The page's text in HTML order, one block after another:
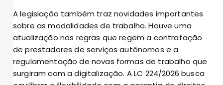
A legislação também traz novidades importantes
sobre as modalidades de trabalho. Houve uma
atualização nas regras que regem a contratação
de prestadores de serviços autônomos e a
regulamentação de novas formas de trabalho que
surgiram com a digitalização. A LC 224/2026 busca